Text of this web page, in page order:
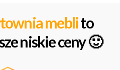
meblito
niskie ceny 🙂